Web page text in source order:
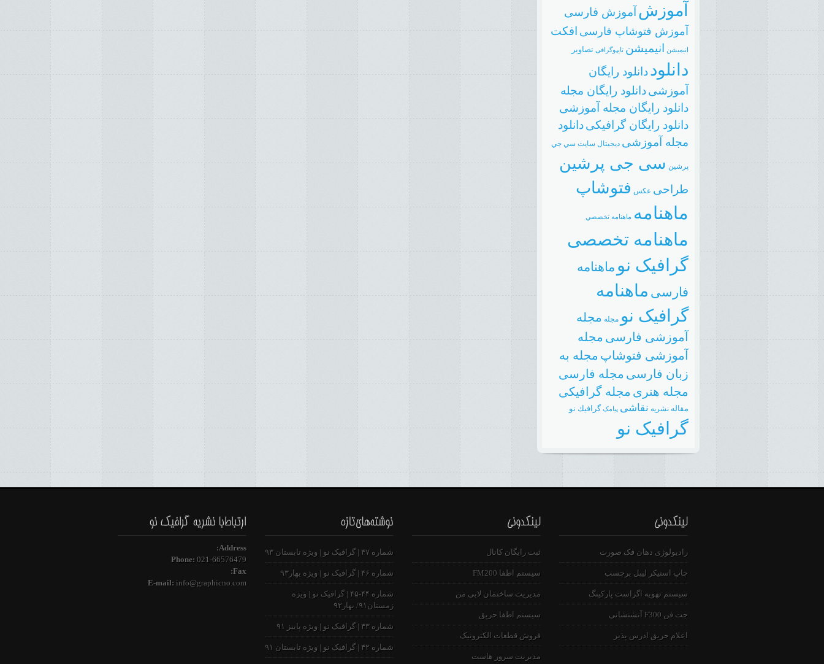
آموزش آموزش فارسی
آموزش فتوشاپ فارسی افکت
انيميشن انیمیشن تایپوگرافی تصاویر
دانلوددانلود رایگان
آموزشیدانلود رایگان مجله
دانلود رایگان مجله آموزشی
دانلود رایگان گرافیکیدانلود
مجله آموزشی دیجیتال سایت سي جي
پرشين سی جی پرشین
طراحی عکس فتوشاپ
ماهنامه ماهنامه تخصصي
ماهنامه تخصصی
گرافیک نو ماهنامه
فارسی ماهنامه
گرافیک نو مجله مجله
آموزشی فارسی مجله
آموزشی فتوشاپ مجله به
زبان فارسی مجله فارسی
مجله هنری مجله گرافیکی
مقاله نشريه نقاشی پیامک گرافيك نو
گرافیک نو
Address:
Phone: 021-66576479
Fax:
E-mail: info@graphicno.com
شماره ۴۷ | گرافیک نو | ویژه تابستان ۹۳
شماره ۴۶ | گرافیک نو | ویژه بهار۹۳
شماره ۴۴-۴۵ | گرافیک نو | ویژه
زمستان۹۱/ بهار۹۲
شماره ۴۳ | گرافیک نو | ویژه پاییز ۹۱
شماره ۴۲ | گرافیک نو | ویژه تابستان ۹۱
ثبت رایگان کانال
سیستم اطفا FM200
مدیریت ساختمان لابی من
سیستم اطفا حریق
فروش قطعات الکترونیک
مدیریت سرور هاست
رادیولوژی دهان فک صورت
چاپ استیکر لیبل برچسب
سیستم تهویه اگزاست پارکینگ
جت فن F300 آتشنشانی
اعلام حریق ادرس پذیر